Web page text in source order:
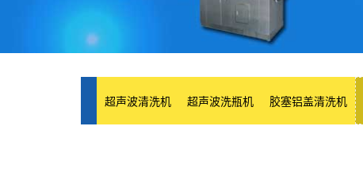
超声波清洗机 超声波洗瓶机 胶塞铝盖清洗机